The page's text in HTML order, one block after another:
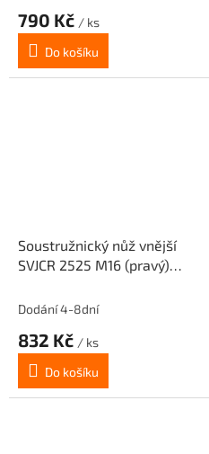
790 Kč / ks
Do košíku
Soustružnický nůž vnější
SVJCR 2525 M16 (pravý)
Dodání 4-8dní
832 Kč / ks
Do košíku